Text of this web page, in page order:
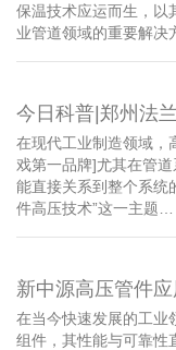
保温技术应运而生，以
业管道领域的重要解决
今日科普|郑州法
在现代工业制造领域，
戏第一品牌]尤其在管
能直接关系到整个系统
件高压技术”这一主题…
新中源高压管件
在当今快速发展的工业
组件，其性能与可靠性